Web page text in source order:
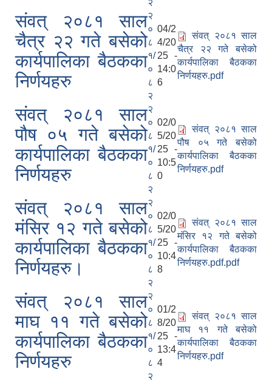
२
संवत् २०८१ साल
चैत्र २२ गते बसेको
कार्यपालिका बैठकका
निर्णयहरु
२
०
८
१/
०
८
२
04/2
4/20
25 -
14:0
6
संवत् २०८१ साल
चैत्र २२ गते बसेको
कार्यपालिका बैठकका
निर्णयहरु.pdf
संवत् २०८१ साल
पौष ०५ गते बसेको
कार्यपालिका बैठकका
निर्णयहरु
२
०
८
१/
०
८
२
02/0
5/20
25 -
10:5
0
संवत् २०८१ साल
पौष ०५ गते बसेको
कार्यपालिका बैठकका
निर्णयहरु.pdf
संवत् २०८१ साल
मंसिर १२ गते बसेको
कार्यपालिका बैठकका
निर्णयहरु।
२
०
८
१/
०
८
२
02/0
5/20
25 -
10:4
8
संवत् २०८१ साल
मंसिर १२ गते बसेको
कार्यपालिका बैठकका
निर्णयहरु.pdf.pdf
संवत् २०८१ साल
माघ ११ गते बसेको
कार्यपालिका बैठकका
निर्णयहरु
२
०
८
१/
०
८
२
01/2
8/20
25 -
13:4
4
संवत् २०८१ साल
माघ ११ गते बसेको
कार्यपालिका बैठकका
निर्णयहरु.pdf